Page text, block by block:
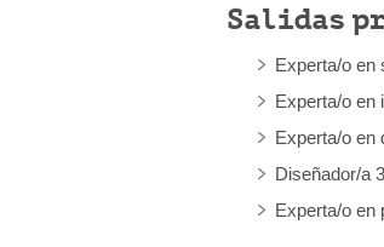
Salidas
Experta/o en
Experta/o en
Experta/o en
Diseñador/a
Experta/o en